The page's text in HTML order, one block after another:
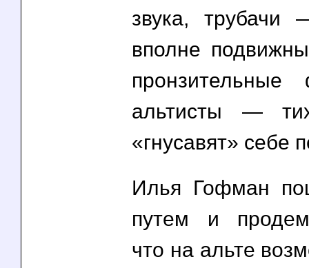
звука, трубачи
вполне
альтисты —
«гнусавят» себе
Илья Гофман
путем и
что на альте